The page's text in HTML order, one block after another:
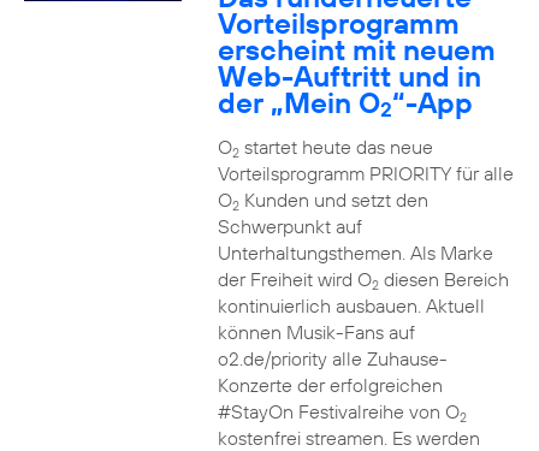
Vorteilsprogramm
erscheint mit neuem
Web-Auftritt und in
der „Mein O2“-App
O2startet heute das neue
Vorteilsprogramm PRIORITY für alle
O2Kunden und setzt den
Schwerpunkt auf
Unterhaltungsthemen. Als Marke
der Freiheit wird O2diesen Bereich
kontinuierlich ausbauen. Aktuell
können Musik-Fans auf
o2.de/priority alle Zuhause-
Konzerte der erfolgreichen
#StayOn Festivalreihe von O2
kostenfrei streamen. Es werden